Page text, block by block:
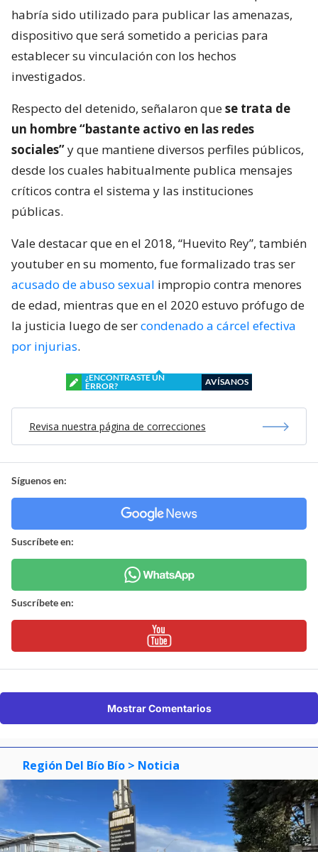
habría sido utilizado para publicar las amenazas,
dispositivo que será sometido a pericias para
establecer su vinculación con los hechos
investigados.
Respecto del detenido, señalaron quese trata de
un hombre “bastante activo en las redes
sociales”y que mantiene diversos perfiles públicos,
desde los cuales habitualmente publica mensajes
críticos contra el sistema y las instituciones
públicas.
Vale destacar que en el 2018, “Huevito Rey”, también
youtuber en su momento, fue formalizado tras ser
acusado de abuso sexual impropio contra menores
de edad, mientras que en el 2020 estuvo prófugo de
la justicia luego de sercondenado a cárcel efectiva
por injurias.
¿ENCONTRASTE UN
ERROR?
AVÍSANOS
Revisa nuestra página de correcciones
Síguenos en:
Suscríbete en:
Suscríbete en:
Mostrar Comentarios
Región Del Bío Bío > Noticia